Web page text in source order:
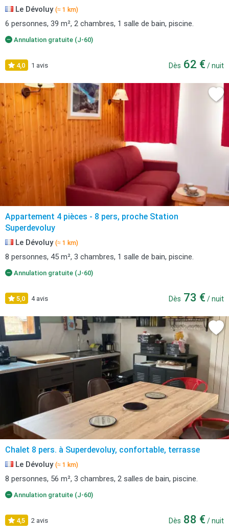
Le Dévoluy (≈ 1 km)
6 personnes, 39 m², 2 chambres, 1 salle de bain, piscine.
Annulation gratuite (J-60)
4,0 1 avis Dès 62 € / nuit
Appartement 4 pièces - 8 pers, proche Station
Superdevoluy
Le Dévoluy (≈ 1 km)
8 personnes, 45 m², 3 chambres, 1 salle de bain, piscine.
Annulation gratuite (J-60)
5,0 4 avis Dès 73 € / nuit
Chalet 8 pers. à Superdevoluy, confortable, terrasse
Le Dévoluy (≈ 1 km)
8 personnes, 56 m², 3 chambres, 2 salles de bain, piscine.
Annulation gratuite (J-60)
4,5 2 avis Dès 88 € / nuit